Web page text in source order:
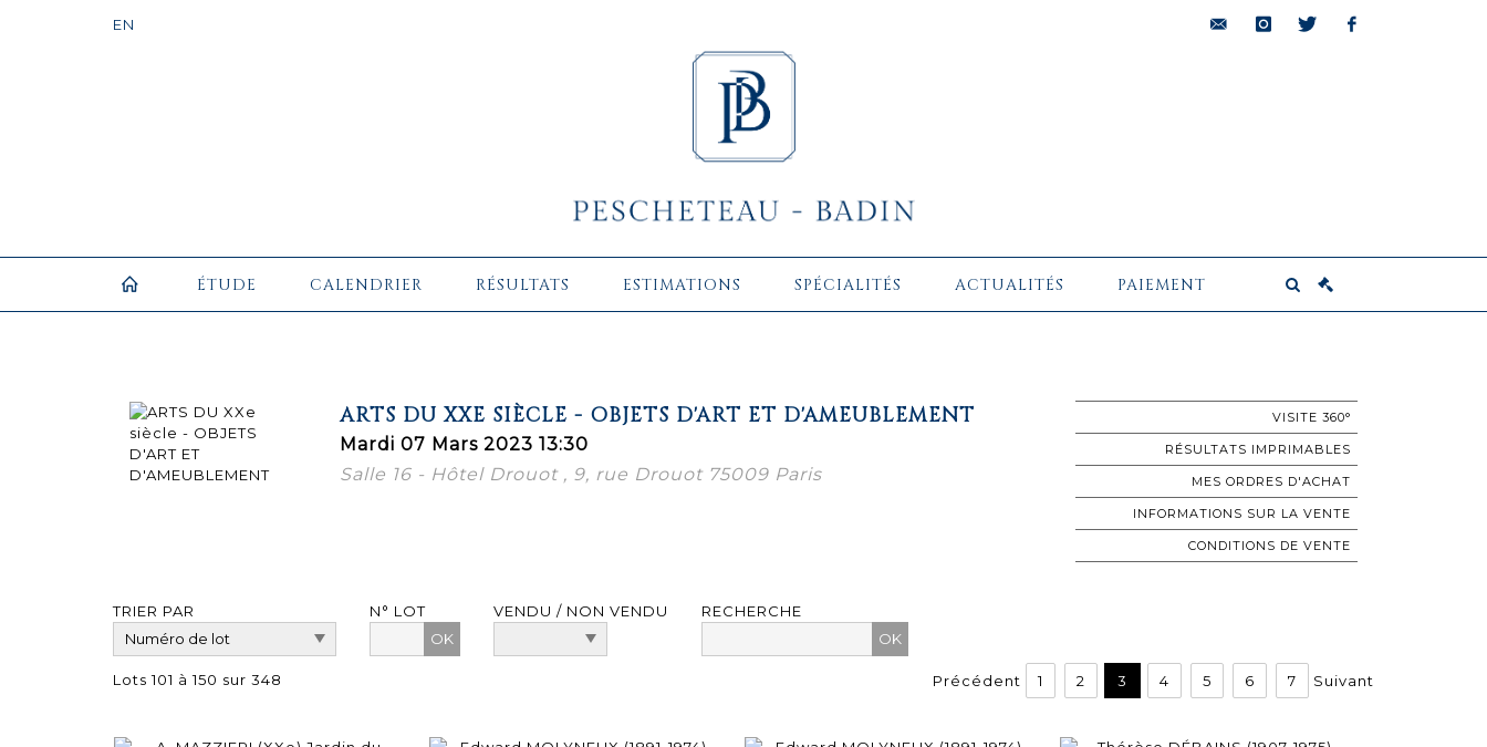
ÉTUDE CALENDRIER RÉSULTATS ESTIMATIONS SPÉCIALITÉS ACTUALITÉS PAIEMENT
ARTS DU XXE SIÈCLE - OBJETS D'ART ET D'AMEUBLEMENT
Mardi 07 Mars 2023 13:30
Salle 16 - Hôtel Drouot , 9, rue Drouot 75009 Paris
VISITE 360°
RÉSULTATS IMPRIMABLES
MES ORDRES D'ACHAT
INFORMATIONS SUR LA VENTE
CONDITIONS DE VENTE
TRIER PAR
N° LOT
OK
VENDU / NON VENDU RECHERCHE
Lots 101 à 150 sur 348 Précédent 1 2 3 4 5 6 7 Suivant